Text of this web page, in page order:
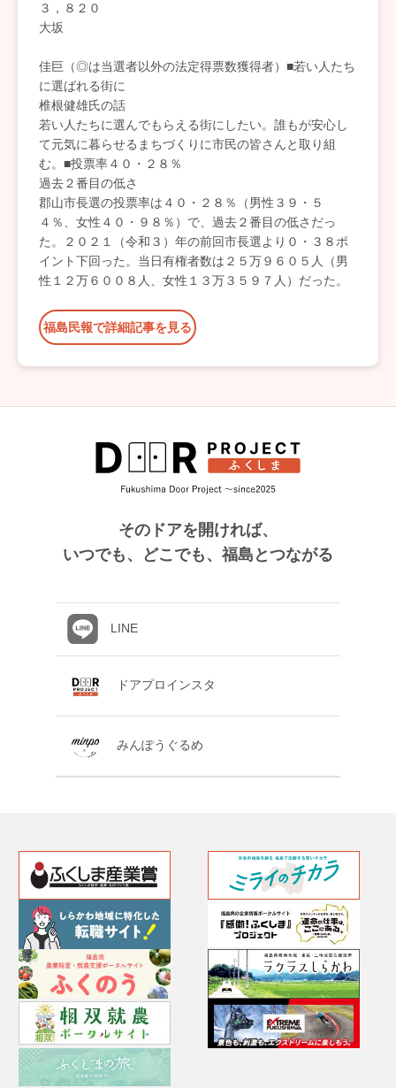
３，８２０
大坂
佳巨（◎は当選者以外の法定得票数獲得者）■若い人たち
に選ばれる街に
椎根健雄氏の話
若い人たちに選んでもらえる街にしたい。誰もが安心し
て元気に暮らせるまちづくりに市民の皆さんと取り組
む。■投票率４０・２８％
過去２番目の低さ
郡山市長選の投票率は４０・２８％（男性３９・５
４％、女性４０・９８％）で、過去２番目の低さだっ
た。２０２１（令和３）年の前回市長選より０・３８ポ
イント下回った。当日有権者数は２５万９６０５人（男
性１２万６００８人、女性１３万３５９７人）だった。
福島民報で詳細記事を見る
そのドアを開ければ、
いつでも、どこでも、福島とつながる
LINE
ドアプロインスタ
みんぽうぐるめ